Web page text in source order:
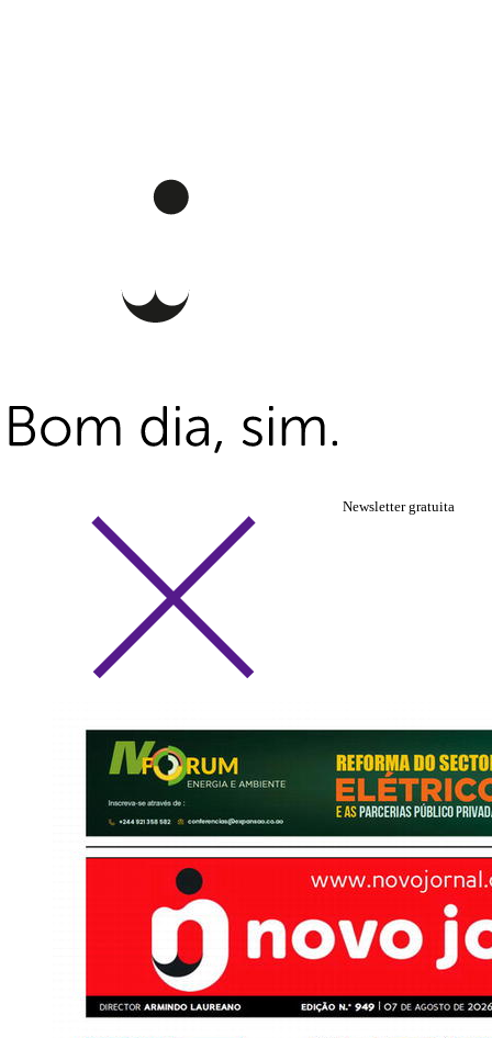
Newsletter gratuita